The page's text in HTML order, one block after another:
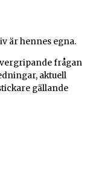
är hennes egna.
frågan
aktuell
gällande